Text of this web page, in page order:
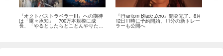
『オクトパストラベラーIII』への期待
は「重々承知」 700万本規模に成
長、「やるとしたらとことんやりた
い」と浅野智也氏
『Phantom Blade Zero』開発完了。8月
12日11時に予約開始、11分の新トレー
ラーも公開へ